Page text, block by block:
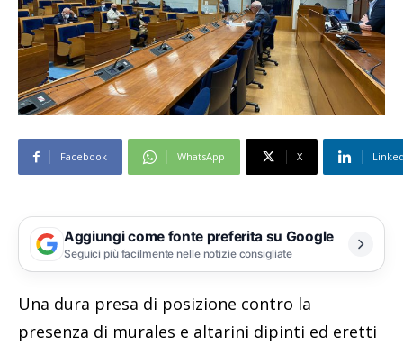
Facebook WhatsApp X
Aggiungi come fonte preferita su Google
Seguici più facilmente nelle notizie consigliate
Una dura presa di posizione contro la
presenza di murales e altarini dipinti ed eretti